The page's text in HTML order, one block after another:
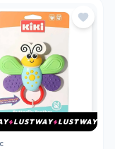
LUSTWAY LUSTWAY